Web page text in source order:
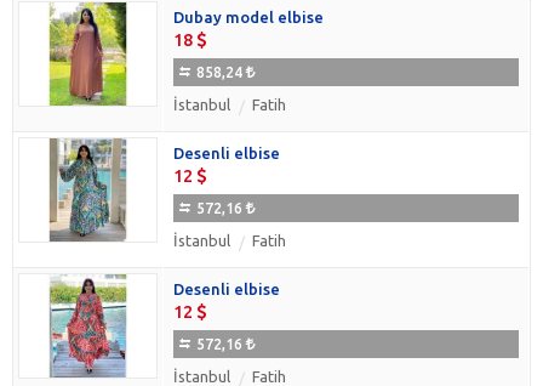
Dubay model elbise
18
858,24
İstanbul Fatih
Desenli elbise
12
572,16
İstanbul Fatih
Desenli elbise
12
572,16
İstanbul Fatih